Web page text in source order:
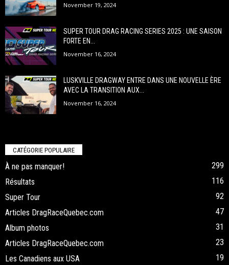
November 19, 2024
SUPER TOUR DRAG RACING SERIES 2025 : UNE SAISON
FORTE EN...
November 16, 2024
LUSKVILLE DRAGWAY ENTRE DANS UNE NOUVELLE ÈRE
AVEC LA TRANSITION AUX...
November 16, 2024
CATÉGORIE POPULAIRE
À ne pas manquer!
299
Résultats
116
Super Tour
92
Articles DragRaceQuebec.com
47
Album photos
31
Articles DragRaceQuebec.com
23
Les Canadiens aux USA
19